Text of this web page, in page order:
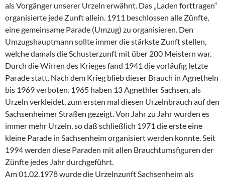
als Vorgänger unserer Urzeln erwähnt. Das „Laden forttragen“
organisierte jede Zunft allein. 1911 beschlossen alle Zünfte,
eine gemeinsame Parade (Umzug) zu organisieren. Den
Umzugshauptmann sollte immer die stärkste Zunft stellen,
welche damals die Schusterzunft mit über 200 Meistern war.
Durch die Wirren des Krieges fand 1941 die vorläufig letzte
Parade statt. Nach dem Krieg blieb dieser Brauch in Agnetheln
bis 1969 verboten. 1965 haben 13 Agnethler Sachsen, als
Urzeln verkleidet, zum ersten mal diesen Urzelnbrauch auf den
Sachsenheimer Straßen gezeigt. Von Jahr zu Jahr wurden es
immer mehr Urzeln, so daß schließlich 1971 die erste eine
kleine Parade in Sachsenheim organisiert werden konnte. Seit
1994 werden diese Paraden mit allen Brauchtumsfiguren der
Zünfte jedes Jahr durchgeführt.
Am 01.02.1978 wurde die Urzelnzunft Sachsenheim als